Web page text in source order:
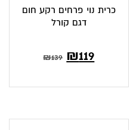
כרית נוי פרחים רקע חום
דגם קורל
₪139 ₪119